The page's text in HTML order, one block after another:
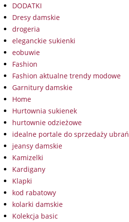
DODATKI
Dresy damskie
drogeria
eleganckie sukienki
eobuwie
Fashion
Fashion aktualne trendy modowe
Garnitury damskie
Home
Hurtownia sukienek
hurtownie odzieżowe
idealne portale do sprzedaży ubrań
jeansy damskie
Kamizelki
Kardigany
Klapki
kod rabatowy
kolarki damskie
Kolekcja basic